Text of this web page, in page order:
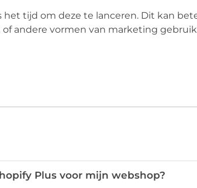
tijd om deze te lanceren. Dit kan
andere vormen van marketing
Plus voor mijn webshop?